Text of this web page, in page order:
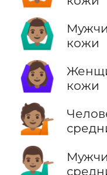
🙆🏽‍♂️
кожи
🙆🏽‍♀️
кожи
💁🏽
💁🏽‍♂️